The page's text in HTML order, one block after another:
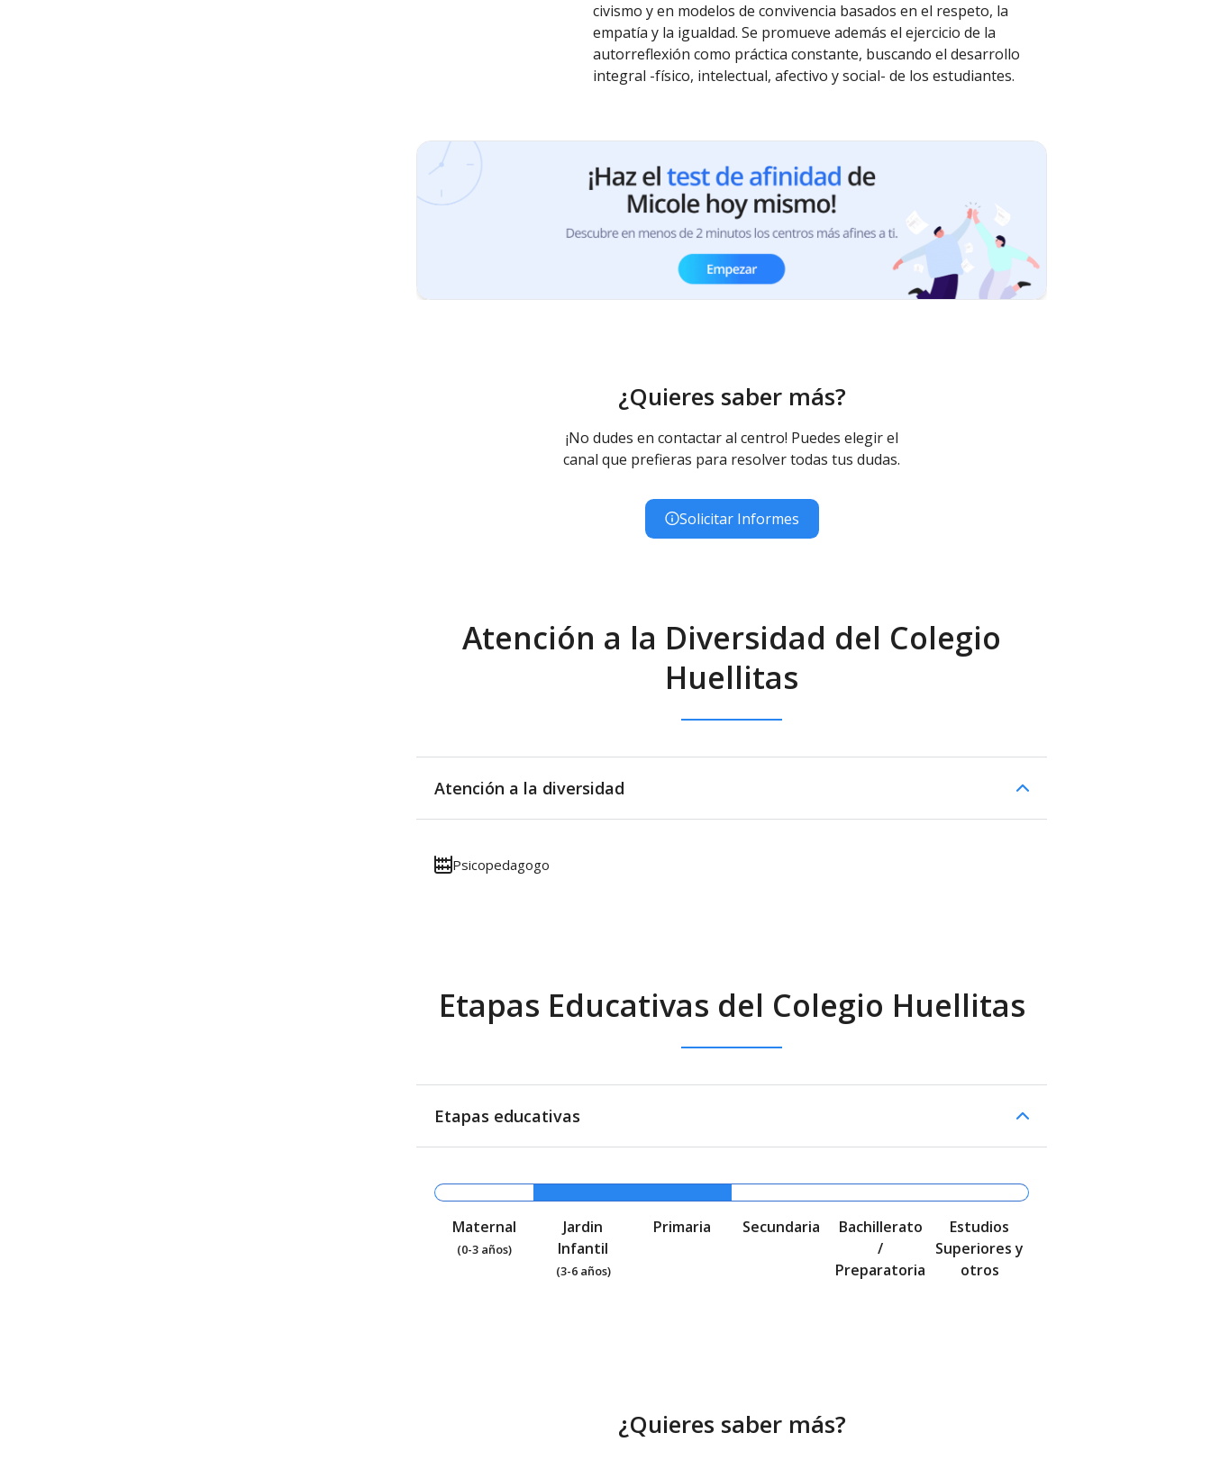
civismo y en modelos de convivencia basados en el respeto, la
empatía y la igualdad. Se promueve además el ejercicio de la
autorreflexión como práctica constante, buscando el desarrollo
integral -físico, intelectual, afectivo y social- de los estudiantes.
¿Quieres saber más?
¡No dudes en contactar al centro! Puedes elegir el
canal que prefieras para resolver todas tus dudas.
Solicitar Informes
Atención a la Diversidad del Colegio
Huellitas
Atención a la diversidad
Psicopedagogo
Etapas Educativas del Colegio Huellitas
Etapas educativas
Maternal
(0-3 años)
Jardin
Infantil
(3-6 años)
Primaria Secundaria
Bachillerato
/
Preparatoria
Estudios
Superiores y
otros
¿Quieres saber más?